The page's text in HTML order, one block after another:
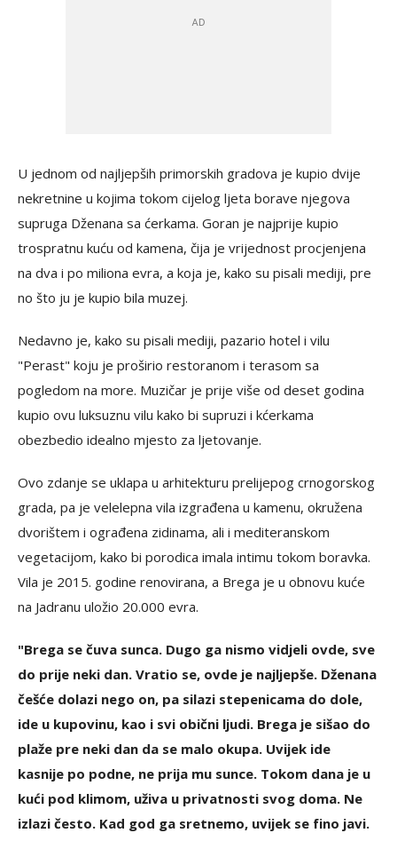
U jednom od najljepših primorskih gradova je kupio dvije
nekretnine u kojima tokom cijelog ljeta borave njegova
supruga Dženana sa ćerkama. Goran je najprije kupio
trospratnu kuću od kamena, čija je vrijednost procjenjena
na dva i po miliona evra, a koja je, kako su pisali mediji, pre
no što ju je kupio bila muzej.
Nedavno je, kako su pisali mediji, pazario hotel i vilu
"Perast" koju je proširio restoranom i terasom sa
pogledom na more. Muzičar je prije više od deset godina
kupio ovu luksuznu vilu kako bi supruzi i kćerkama
obezbedio idealno mjesto za ljetovanje.
Ovo zdanje se uklapa u arhitekturu prelijepog crnogorskog
grada, pa je velelepna vila izgrađena u kamenu, okružena
dvorištem i ograđena zidinama, ali i mediteranskom
vegetacijom, kako bi porodica imala intimu tokom boravka.
Vila je 2015. godine renovirana, a Brega je u obnovu kuće
na Jadranu uložio 20.000 evra.
"Brega se čuva sunca. Dugo ga nismo vidjeli ovde, sve
do prije neki dan. Vratio se, ovde je najljepše. Dženana
češće dolazi nego on, pa silazi stepenicama do dole,
ide u kupovinu, kao i svi obični ljudi. Brega je sišao do
plaže pre neki dan da se malo okupa. Uvijek ide
kasnije po podne, ne prija mu sunce. Tokom dana je u
kući pod klimom, uživa u privatnosti svog doma. Ne
izlazi često. Kad god ga sretnemo, uvijek se fino javi.